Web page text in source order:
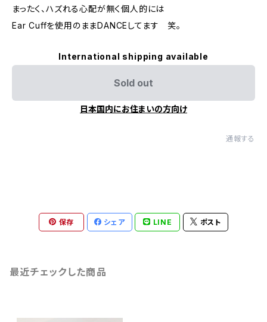
まったく、ハズれる心配が無く個人的には
Ear Cuffを使用のままDANCEしてます 笑。
International shipping available
Sold out
日本国内にお住まいの方向け
通報する
保存 シェア LINE ポスト
最近チェックした商品